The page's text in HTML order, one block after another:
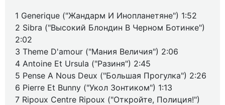
1 Generique ("Жандарм И Инопланетяне") 1:52
2 Sibra ("Высокий Блондин В Черном Ботинке")
2:02
3 Theme D'amour ("Мания Величия") 2:06
4 Antoine Et Ursula ("Разиня") 2:45
5 Pense A Nous Deux ("Большая Прогулка") 2:26
6 Pierre Et Bunny ("Укол Зонтиком") 1:13
7 Ripoux Centre Ripoux ("Откройте, Полиция!")